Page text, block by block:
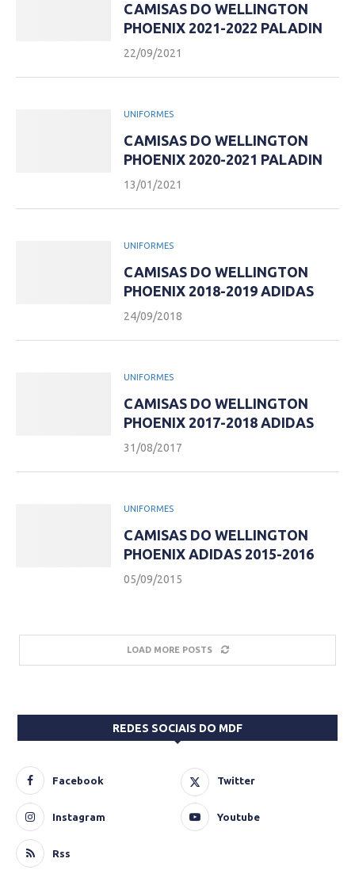
CAMISAS DO WELLINGTON
PHOENIX 2021-2022 PALADIN
22/09/2021
UNIFORMES
CAMISAS DO WELLINGTON
PHOENIX 2020-2021 PALADIN
13/01/2021
UNIFORMES
CAMISAS DO WELLINGTON
PHOENIX 2018-2019 ADIDAS
24/09/2018
UNIFORMES
CAMISAS DO WELLINGTON
PHOENIX 2017-2018 ADIDAS
31/08/2017
UNIFORMES
CAMISAS DO WELLINGTON
PHOENIX ADIDAS 2015-2016
05/09/2015
LOAD MORE POSTS
REDES SOCIAIS DO MDF
Facebook Twitter
Instagram Youtube
Rss